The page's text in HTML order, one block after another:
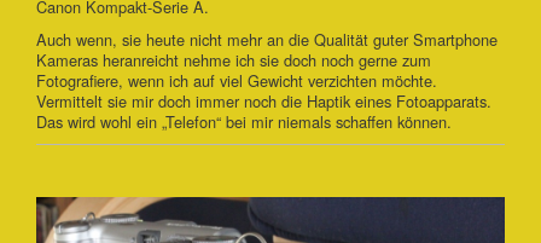
Canon Kompakt-Serie A.
Auch wenn, sie heute nicht mehr an die Qualität guter Smartphone
Kameras heranreicht nehme ich sie doch noch gerne zum
Fotografiere, wenn ich auf viel Gewicht verzichten möchte.
Vermittelt sie mir doch immer noch die Haptik eines Fotoapparats.
Das wird wohl ein „Telefon“ bei mir niemals schaffen können.